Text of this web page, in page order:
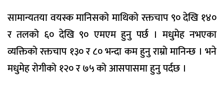
सामान्यतया वयस्क मानिसको माथिको रक्तचाप ९० देखि १४०
र तलको ६० देखि ९० एमएम हुनु पर्छ । मधुमेह नभएका
व्यक्तिको रक्तचाप १३० र ८० भन्दा कम हुनु राम्रो मानिन्छ । भने
मधुमेह रोगीको १२० र ७५ को आसपासमा हुनु पर्दछ ।